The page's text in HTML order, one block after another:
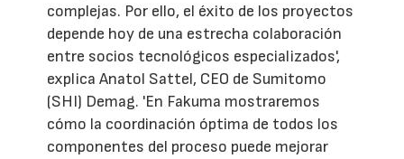
complejas. Por ello, el éxito de los proyectos
depende hoy de una estrecha colaboración
entre socios tecnológicos especializados',
explica Anatol Sattel, CEO de Sumitomo
(SHI) Demag. 'En Fakuma mostraremos
cómo la coordinación óptima de todos los
componentes del proceso puede mejorar